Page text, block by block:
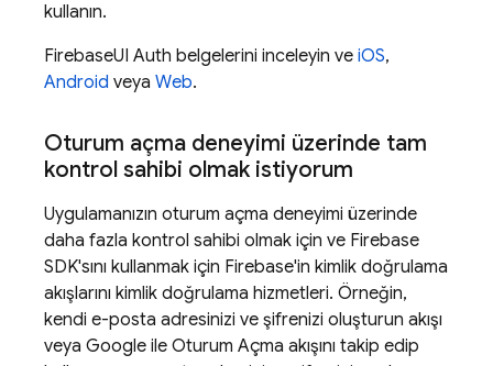
kullanın.
FirebaseUI Auth belgelerini inceleyin ve iOS,
Android veya Web.
Oturum açma deneyimi üzerinde tam
kontrol sahibi olmak istiyorum
Uygulamanızın oturum açma deneyimi üzerinde
daha fazla kontrol sahibi olmak için ve Firebase
SDK'sını kullanmak için Firebase'in kimlik doğrulama
akışlarını kimlik doğrulama hizmetleri. Örneğin,
kendi e-posta adresinizi ve şifrenizi oluşturun akışı
veya Google ile Oturum Açma akışını takip edip